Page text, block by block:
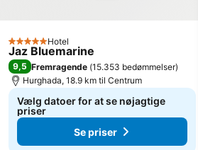
5 StjernerHotel
Jaz Bluemarine
9,5 Fremragende (15.353 bedømmelser)
Hurghada, 18.9 km til Centrum
Vælg datoer for at se nøjagtige
priser
Se priser